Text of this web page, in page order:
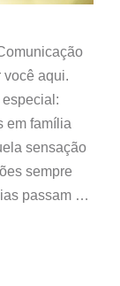
você aqui.
em família
sensação
sempre
passam …